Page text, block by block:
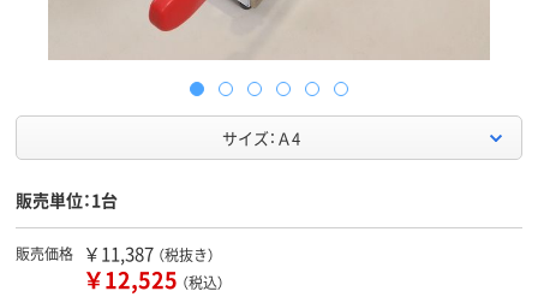
サイズ：Ａ4
販売単位：1台
販売価格 ￥11,387 （税抜き）
￥12,525 （税込）